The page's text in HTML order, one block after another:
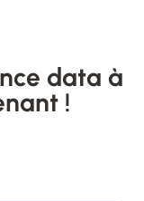
data à